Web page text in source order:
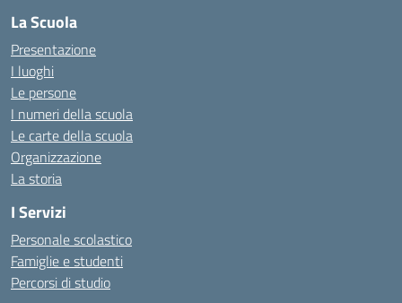
La Scuola
Presentazione
I luoghi
Le persone
I numeri della scuola
Le carte della scuola
Organizzazione
La storia
I Servizi
Personale scolastico
Famiglie e studenti
Percorsi di studio